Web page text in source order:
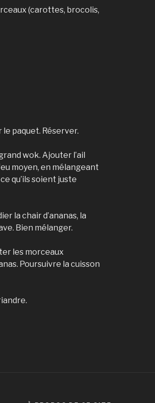
(carottes, brocolis,
paquet. Réserver.
wok. Ajouter l’ail
moyen, en mélangeant
qu’ils soient juste
la chair d’ananas, la
Bien mélanger.
les morceaux
Poursuivre la cuisson